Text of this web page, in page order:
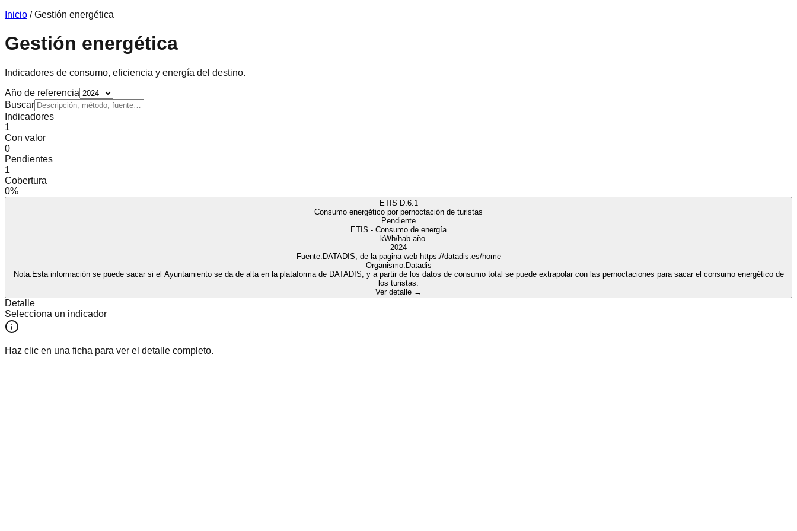
Inicio / Gestión energética
Gestión energética
Indicadores de consumo, eficiencia y energía del destino.
Año de referencia
Buscar
Indicadores
1
Con valor
0
Pendientes
1
Cobertura
0%
ETIS D.6.1
Consumo energético por pernoctación de turistas
Pendiente
ETIS - Consumo de energía
—kWh/hab año
2024
Fuente: DATADIS, de la pagina web https://datadis.es/home
Organismo: Datadis
Nota: Esta información se puede sacar si el Ayuntamiento se da de alta en la plataforma de DATADIS, y a partir de los datos de consumo total se puede extrapolar con las pernoctaciones para sacar el consumo energético de
los turistas.
Ver detalle →
Detalle
Selecciona un indicador
Haz clic en una ficha para ver el detalle completo.